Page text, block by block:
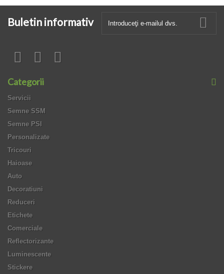
Buletin informativ
Categorii
Servicii
Semne SSM
Semne PSI
Personalizate
Tricouri
Haioase
Auto
Decoratiuni
Reduceri
Etichete
Comerciale
Reflectorizante
Luminescente
Stickere